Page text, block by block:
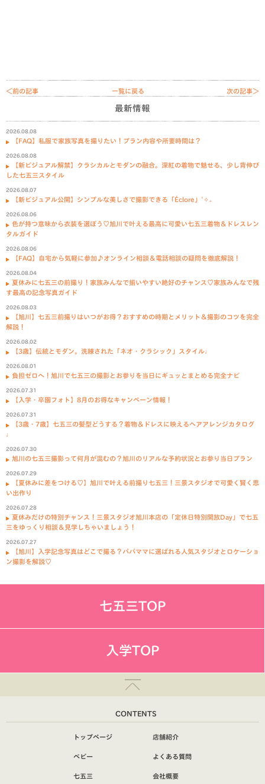
＜前の記事 次の記事＞
一覧に戻る
最新情報
2026.08.08
【FAQ】私服で家族写真を撮りたい！プラン内容や所要時間は？
2026.08.08
【新ビジュアル解禁】クラシカルとモダンの融合。深紅の着物で魅せる、少し背伸び
した七五三スタイル
2026.08.07
【新ビジュアル公開】シンプルな美しさで撮影できる「Éclore」˚✧₊
2026.08.06
色が持つ意味から衣装を選ぼう♡旭川で叶える最高に可愛い七五三着物＆ドレスレン
タルガイド
2026.08.06
【FAQ】自宅から気軽に参加♪オンライン相談＆電話相談の疑問を徹底解説！
2026.08.04
夏休みに七五三の前撮り！家族みんなで揃いやすい絶好のチャンス♡家族みんなで残
す最高の記念写真ガイド
2026.08.03
【旭川】七五三前撮りはいつがお得？おすすめの時期とメリット＆撮影のコツを完全
解説！
2026.08.02
【3歳】伝統とモダン。洗練された「ネオ・クラシック」スタイル♩
2026.08.01
負担ゼロへ！旭川で七五三の撮影とお参りを当日にギュッとまとめる完全ナビ
2026.07.31
【入学・卒園フォト】8月のお得なキャンペーン情報！
2026.07.31
【3歳・7歳】七五三の髪型どうする？着物＆ドレスに映えるヘアアレンジカタログ
♩
2026.07.30
旭川の七五三撮影って何月が混むの？旭川のリアルな予約状況とお参り当日プラン
2026.07.29
【夏休みに差をつける♡】旭川で叶える前撮り七五三！三景スタジオで可愛く賢く思
い出作り
2026.07.28
夏休みだけの特別チャンス！三景スタジオ旭川本店の「定休日特別開放Day」で七五
三をゆっくり相談＆見学しちゃいましょう！
2026.07.27
【旭川】入学記念写真はどこで撮る？パパママに選ばれる人気スタジオとロケーショ
ン撮影を解説♡
七五三TOP
入学TOP
CONTENTS
トップページ
ベビー
七五三
店舗紹介
よくある質問
会社概要